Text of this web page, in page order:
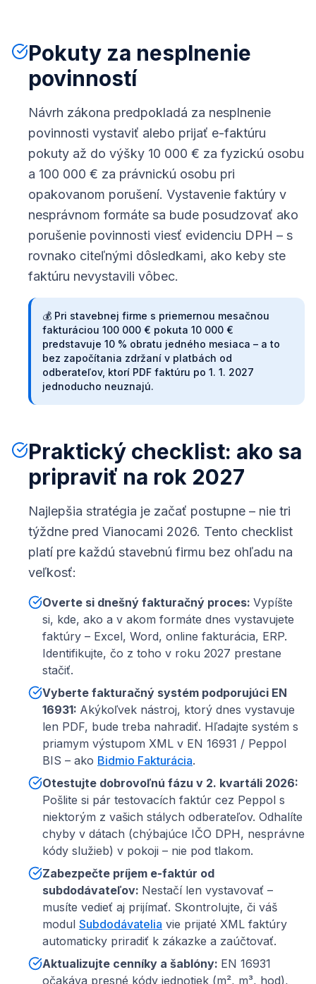
Pokuty za nesplnenie
povinností
Návrh zákona predpokladá za nesplnenie
povinnosti vystaviť alebo prijať e-faktúru
pokuty až do výšky 10 000 € za fyzickú osobu
a 100 000 € za právnickú osobu pri
opakovanom porušení. Vystavenie faktúry v
nesprávnom formáte sa bude posudzovať ako
porušenie povinnosti viesť evidenciu DPH – s
rovnako citeľnými dôsledkami, ako keby ste
faktúru nevystavili vôbec.
💰 Pri stavebnej firme s priemernou mesačnou
fakturáciou 100 000 € pokuta 10 000 €
predstavuje 10 % obratu jedného mesiaca – a to
bez započítania zdržaní v platbách od
odberateľov, ktorí PDF faktúru po 1. 1. 2027
jednoducho neuznajú.
Praktický checklist: ako sa
pripraviť na rok 2027
Najlepšia stratégia je začať postupne – nie tri
týždne pred Vianocami 2026. Tento checklist
platí pre každú stavebnú firmu bez ohľadu na
veľkosť:
Overte si dnešný fakturačný proces: Vypíšte
si, kde, ako a v akom formáte dnes vystavujete
faktúry – Excel, Word, online fakturácia, ERP.
Identifikujte, čo z toho v roku 2027 prestane
stačiť.
Vyberte fakturačný systém podporujúci EN
16931: Akýkoľvek nástroj, ktorý dnes vystavuje
len PDF, bude treba nahradiť. Hľadajte systém s
priamym výstupom XML v EN 16931 / Peppol
BIS – ako Bidmio Fakturácia.
Otestujte dobrovoľnú fázu v 2. kvartáli 2026:
Pošlite si pár testovacích faktúr cez Peppol s
niektorým z vašich stálych odberateľov. Odhalíte
chyby v dátach (chýbajúce IČO DPH, nesprávne
kódy služieb) v pokoji – nie pod tlakom.
Zabezpečte príjem e-faktúr od
subdodávateľov: Nestačí len vystavovať –
musíte vedieť aj prijímať. Skontrolujte, či váš
modul Subdodávatelia vie prijaté XML faktúry
automaticky priradiť k zákazke a zaúčtovať.
Aktualizujte cenníky a šablóny: EN 16931
očakáva presné kódy jednotiek (m², m³, hod),